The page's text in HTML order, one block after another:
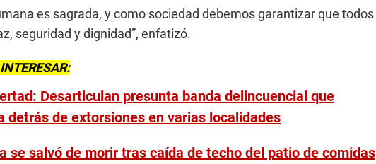
es sagrada, y como sociedad debemos garantizar que todos
seguridad y dignidad”, enfatizó.
Desarticulan presunta banda delincuencial que
detrás de extorsiones en varias localidades
se salvó de morir tras caída de techo del patio de comidas